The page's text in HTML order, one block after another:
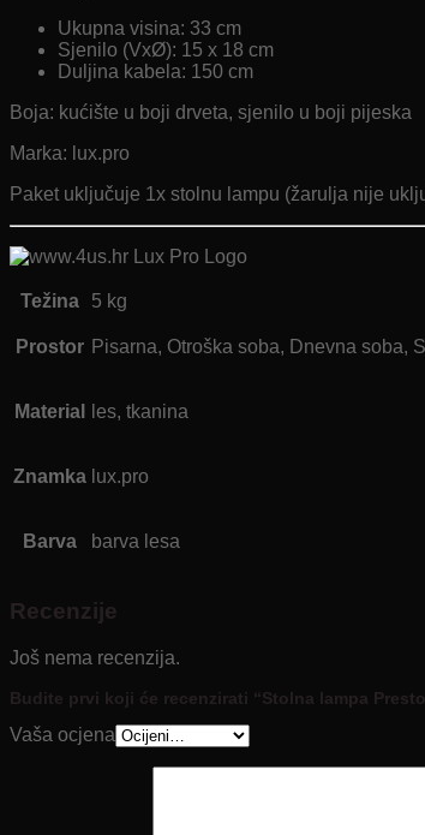
Ukupna visina: 33 cm
Sjenilo (VxØ): 15 x 18 cm
Duljina kabela: 150 cm
Boja: kućište u boji drveta, sjenilo u boji pijeska
Marka: lux.pro
Paket uključuje 1x stolnu lampu (žarulja nije
Težina 5 kg
Prostor Pisarna, Otroška soba, Dnevna soba,
Material les, tkanina
Znamka lux.pro
Barva barva lesa
Recenzije
Još nema recenzija.
Budite prvi koji će recenzirati “Stolna lampa
Vaša ocjena